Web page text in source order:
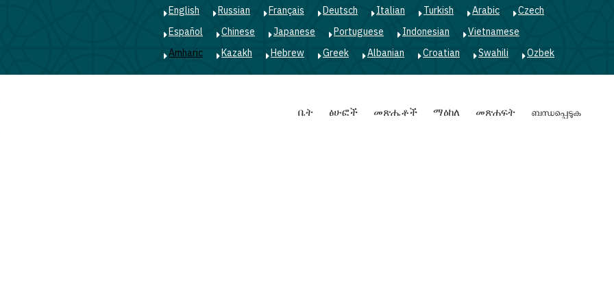
English Russian Français Deutsch Italian Turkish Arabic
Czech
Español
Chinese Japanese Portuguese Indonesian
Vietnamese
Amharic
Kazakh Hebrew Greek Albanian Croatian Swahili Ozbek
ቤት ፅሁፎች መጽሔቶች ማዕከለ መጽሐፍት ബന്ധപ്പെടുക